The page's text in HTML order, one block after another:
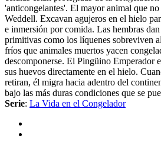
'anticongelantes'. El mayor animal que
Weddell. Excavan agujeros en el hielo
e inmersión por comida. Las hembras
primitivas como los líquenes sobreviven
fríos que animales muertos yacen
descomponerse. El Pingüino Emperador
sus huevos directamente en el hielo.
retiran, él migra hacia adentro del
bajo las más duras condiciones que se
Serie: La Vida en el Congelador